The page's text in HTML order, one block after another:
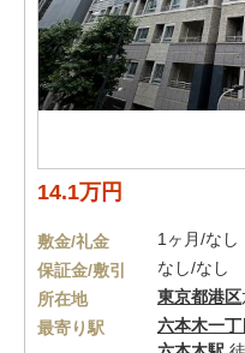
14.1万円
敷金/礼金
1ヶ月/なし
保証金/敷引
なし/なし
所在地
東京都港区
最寄り駅
六本木一丁